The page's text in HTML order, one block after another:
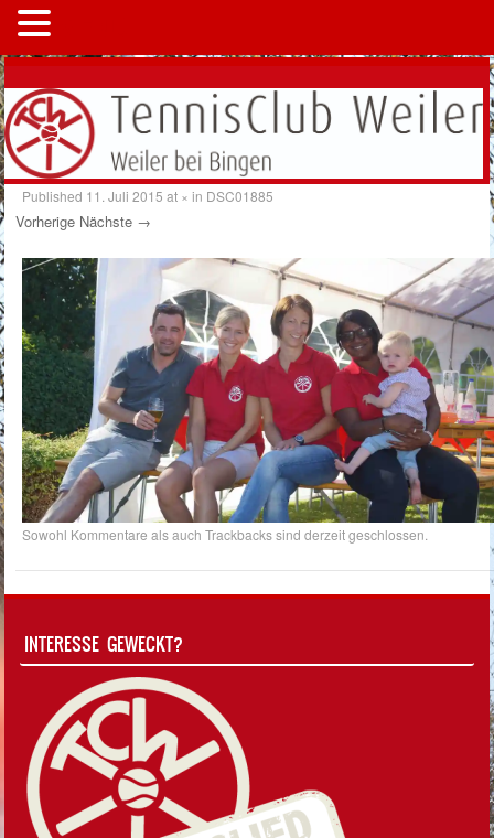
Published 11. Juli 2015 at ×in DSC01885
Vorherige Nächste →
Sowohl Kommentare als auch Trackbacks sind derzeit geschlossen.
INTERESSE GEWECKT?